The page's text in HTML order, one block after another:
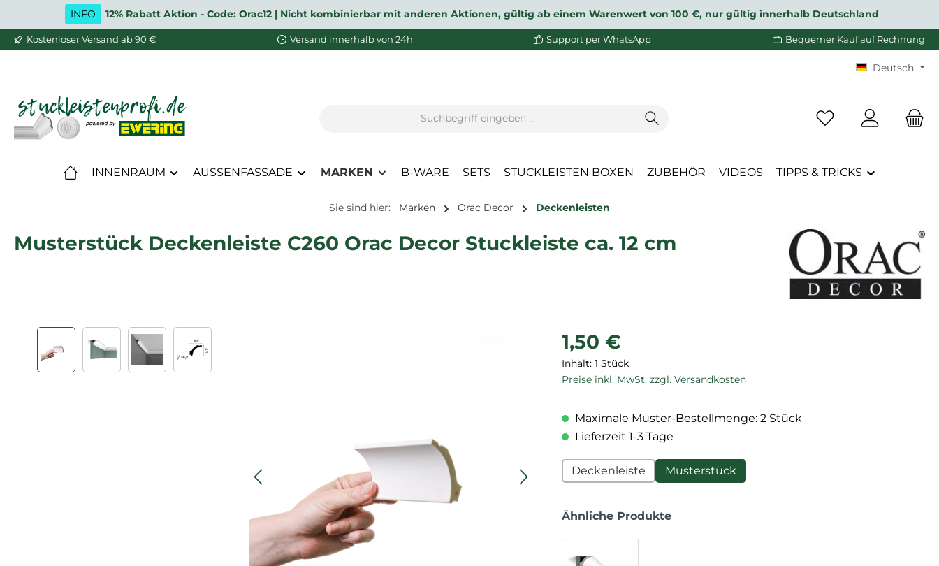
Hauptinhalt springen
Zur Suche springen
Zur Hauptnavigation springen
INFO 12% Rabatt Aktion - Code: Orac12 | Nicht kombinierbar mit anderen Aktionen, gültig ab einem Warenwert von 100 €, nur gültig innerhalb Deutschland
Kostenloser Versand ab 90 € Versand innerhalb von 24h Support per WhatsApp Bequemer Kauf auf Rechnung
Deutsch
Du hast 0 Produkte
INNENRAUM AUSSENFASSADE MARKEN B-WARE SETS STUCKLEISTEN BOXEN ZUBEHÖR VIDEOS TIPPS & TRICKS
Sie sind hier: Marken Orac Decor Deckenleisten
Musterstück Deckenleiste C260 Orac Decor Stuckleiste ca. 12 cm
Bildergalerie überspringen Regulärer Preis:
1,50 €
Inhalt: 1 Stück
Preise inkl. MwSt. zzgl. Versandkosten
Maximale Muster-Bestellmenge: 2 Stück
Lieferzeit 1-3 Tage
Deckenleiste Musterstück
Ähnliche Produkte